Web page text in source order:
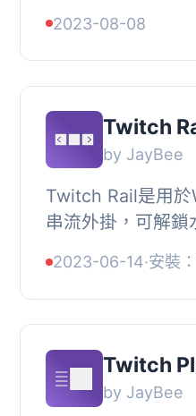
己正在直播的程序
2023-08-08
Twitch
by JayBee
Twitch Rail是用
串流外掛，可解鎖
的WordPress
StreamWeasels已
2023-06-14·安裝
Twitch
by JayBee